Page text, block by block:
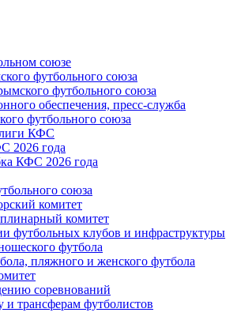
союзе
футбольного союза
футбольного союза
обеспечения, пресс-служба
футбольного союза
КФС
2026 года
КФС 2026 года
союза
комитет
комитет
футбольных клубов и инфраструктуры
футбола
пляжного и женского футбола
соревнований
и трансферам футболистов